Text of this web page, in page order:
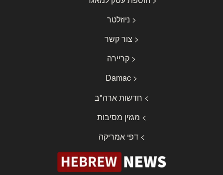
< ניוזלטר
< צור קשר
< קריירה
< Damac
> חדשות ארה"ב
> מגזין מסיבות
> דפי אמריקה